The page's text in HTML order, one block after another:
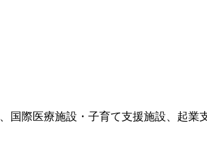
国際医療施設・子育て支援施設、起